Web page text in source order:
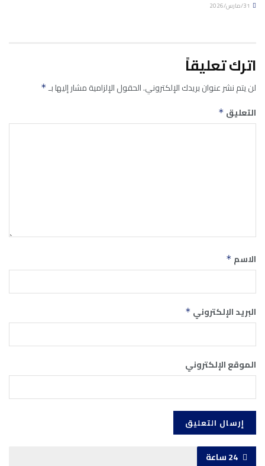
اترك تعليقاً
لن يتم نشر عنوان بريدك الإلكتروني.الحقول الإلزامية مشار إليها بـ*
التعليق *
الاسم *
البريد الإلكتروني *
الموقع الإلكتروني
24 ساعة